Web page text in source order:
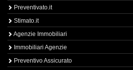
Preventivato.it
Stimato.it
Agenzie Immobiliari
Immobiliari Agenzie
Preventivo Assicurato